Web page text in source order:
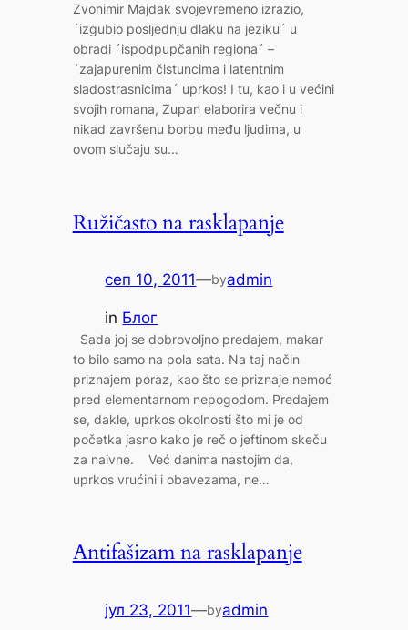
Zvonimir Majdak svojevremeno izrazio,
´izgubio posljednju dlaku na jeziku´ u
obradi ´ispodpupčanih regiona´ –
´zajapurenim čistuncima i latentnim
sladostrasnicima´ uprkos! I tu, kao i u većini
svojih romana, Zupan elaborira večnu i
nikad završenu borbu među ljudima, u
ovom slučaju su…
Ružičasto na rasklapanje
сеп 10, 2011—byadmin
in Блог
Sada joj se dobrovoljno predajem, makar
to bilo samo na pola sata. Na taj način
priznajem poraz, kao što se priznaje nemoć
pred elementarnom nepogodom. Predajem
se, dakle, uprkos okolnosti što mi je od
početka jasno kako je reč o jeftinom skeču
za naivne. Već danima nastojim da,
uprkos vrućini i obavezama, ne…
Antifašizam na rasklapanje
јул 23, 2011—byadmin